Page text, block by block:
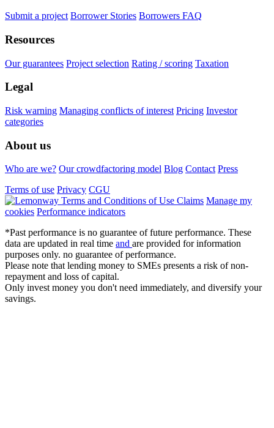
Submit a project Borrower Stories Borrowers FAQ
Resources
Our guarantees Project selection Rating / scoring Taxation
Legal
Risk warning Managing conflicts of interest Pricing Investor
categories
About us
Who are we? Our crowdfactoring model Blog Contact Press
Terms of use Privacy CGU
Claims Manage my
cookies Performance indicators
*Past performance is no guarantee of future performance. These
data are updated in real time and are provided for information
purposes only. no guarantee of performance.
Please note that lending money to SMEs presents a risk of non-
repayment and loss of capital.
Only invest money you don't need immediately, and diversify your
savings.